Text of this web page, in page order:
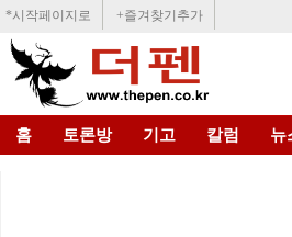
*시작페이지로 +즐겨찾기추가
홈 토론방 기고 칼럼 뉴